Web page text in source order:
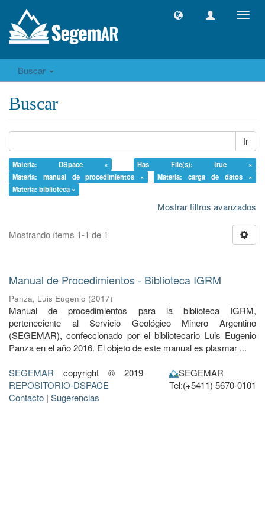
Buscar
Buscar
Ir
Materia: DSpace ×
Has File(s): true ×
Materia: manual de procedimientos ×
Materia: carga de datos ×
Materia: biblioteca ×
Mostrar filtros avanzados
Mostrando ítems 1-1 de 1
Manual de Procedimientos - Biblioteca IGRM
Panza, Luis Eugenio (2017)
Manual de procedimientos para la biblioteca IGRM,
perteneciente al Servicio Geológico Minero Argentino
(SEGEMAR), confeccionado por el bibliotecario Luis Eugenio
Panza en el año 2016. El objeto de este manual es plasmar ...
SEGEMAR copyright © 2019
REPOSITORIO-DSPACE
Contacto | Sugerencias
SEGEMAR
Tel:(+5411) 5670-0101